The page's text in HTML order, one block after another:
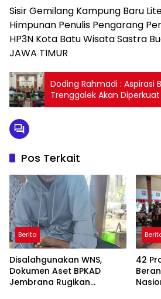
Sisir Gemilang Kampung Baru
Himpunan Penulis Pengarang
HP3N Kota Batu Wisata Sastra
JAWA TIMUR
Doding Rahmadi : Aspirasi
Trenggalek Akan
Pos Terkait
Berita
Disalahgunakan WNS,
Dokumen Aset BPKAD
Jembrana Rugikan
42